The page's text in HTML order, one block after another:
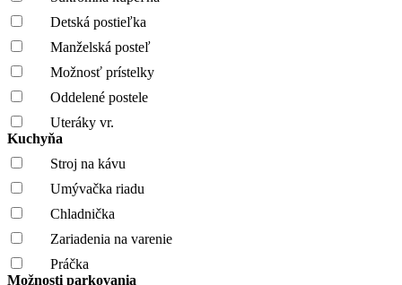
Detská postieľka
Manželská posteľ
Možnosť prístelky
Oddelené postele
Uteráky vr.
Kuchyňa
Stroj na kávu
Umývačka riadu
Chladnička
Zariadenia na varenie
Práčka
Možnosti parkovania